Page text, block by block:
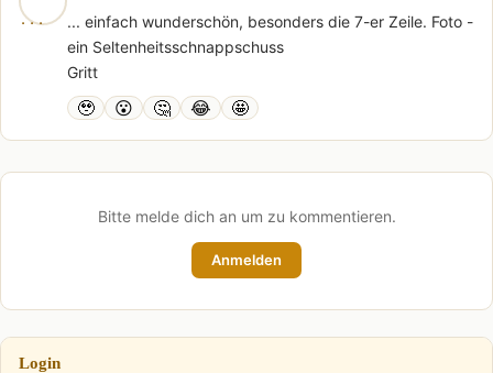
... einfach wunderschön, besonders die 7-er Zeile. Foto -
ein Seltenheitsschnappschuss
Gritt
🥹 😮 🤔 😂 🤩
Bitte melde dich an um zu kommentieren.
Anmelden
Login